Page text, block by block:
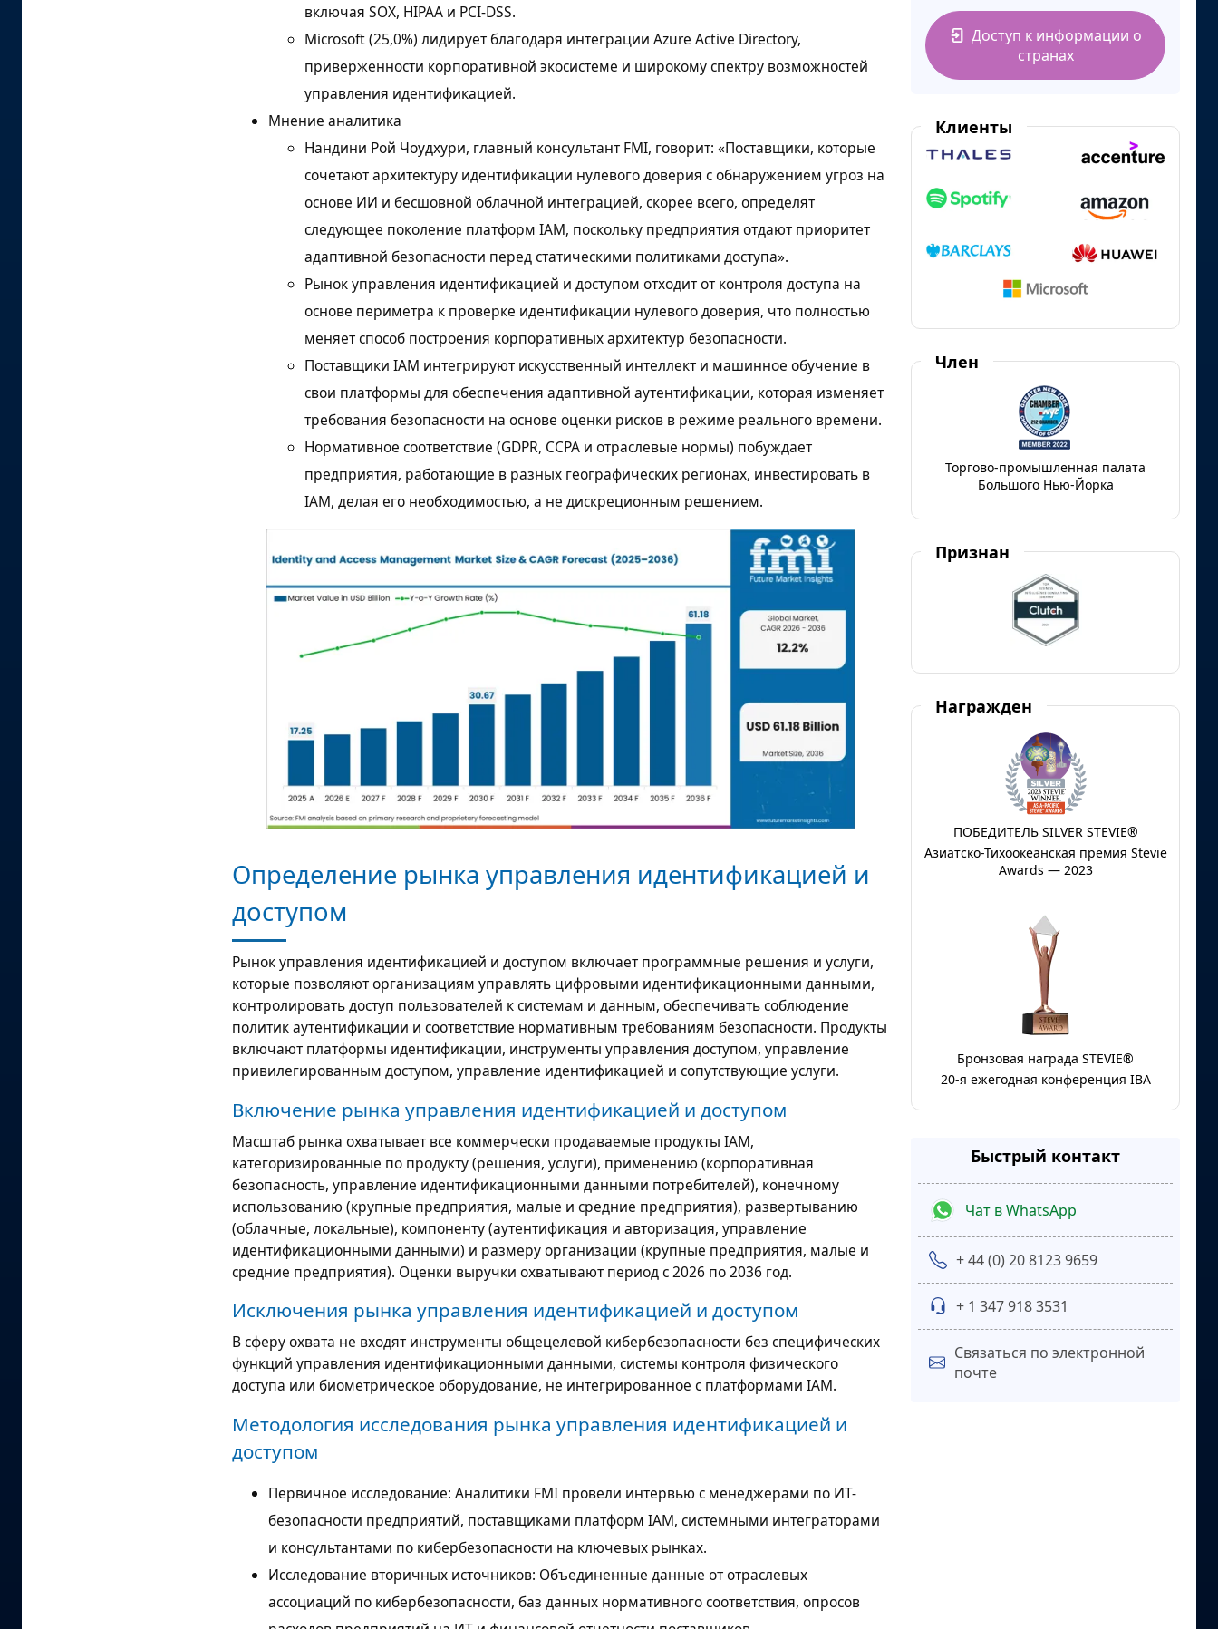
включая SOX, HIPAA и PCI-DSS.
Microsoft (25,0%) лидирует благодаря интеграции Azure Active Directory,
приверженности корпоративной экосистеме и широкому спектру возможностей
управления идентификацией.
Мнение аналитика
Нандини Рой Чоудхури, главный консультант FMI, говорит: «Поставщики, которые
сочетают архитектуру идентификации нулевого доверия с обнаружением угроз на
основе ИИ и бесшовной облачной интеграцией, скорее всего, определят
следующее поколение платформ IAM, поскольку предприятия отдают приоритет
адаптивной безопасности перед статическими политиками доступа».
Рынок управления идентификацией и доступом отходит от контроля доступа на
основе периметра к проверке идентификации нулевого доверия, что полностью
меняет способ построения корпоративных архитектур безопасности.
Поставщики IAM интегрируют искусственный интеллект и машинное обучение в
свои платформы для обеспечения адаптивной аутентификации, которая изменяет
требования безопасности на основе оценки рисков в режиме реального времени.
Нормативное соответствие (GDPR, CCPA и отраслевые нормы) побуждает
предприятия, работающие в разных географических регионах, инвестировать в
IAM, делая его необходимостью, а не дискреционным решением.
Определение рынка управления идентификацией и
доступом
Рынок управления идентификацией и доступом включает программные решения и услуги,
которые позволяют организациям управлять цифровыми идентификационными данными,
контролировать доступ пользователей к системам и данным, обеспечивать соблюдение
политик аутентификации и соответствие нормативным требованиям безопасности. Продукты
включают платформы идентификации, инструменты управления доступом, управление
привилегированным доступом, управление идентификацией и сопутствующие услуги.
Включение рынка управления идентификацией и доступом
Масштаб рынка охватывает все коммерчески продаваемые продукты IAM,
категоризированные по продукту (решения, услуги), применению (корпоративная
безопасность, управление идентификационными данными потребителей), конечному
использованию (крупные предприятия, малые и средние предприятия), развертыванию
(облачные, локальные), компоненту (аутентификация и авторизация, управление
идентификационными данными) и размеру организации (крупные предприятия, малые и
средние предприятия). Оценки выручки охватывают период с 2026 по 2036 год.
Исключения рынка управления идентификацией и доступом
В сферу охвата не входят инструменты общецелевой кибербезопасности без специфических
функций управления идентификационными данными, системы контроля физического
доступа или биометрическое оборудование, не интегрированное с платформами IAM.
Методология исследования рынка управления идентификацией и
доступом
Первичное исследование: Аналитики FMI провели интервью с менеджерами по ИТ-
безопасности предприятий, поставщиками платформ IAM, системными интеграторами
и консультантами по кибербезопасности на ключевых рынках.
Исследование вторичных источников: Объединенные данные от отраслевых
ассоциаций по кибербезопасности, баз данных нормативного соответствия, опросов
Доступ к информации о
странах
Клиенты
Член
Торгово-промышленная палата
Большого Нью-Йорка
Признан
Награжден
ПОБЕДИТЕЛЬ SILVER STEVIE®
Азиатско-Тихоокеанская премия Stevie
Awards — 2023
Бронзовая награда STEVIE®
20-я ежегодная конференция IBA
Быстрый контакт
Чат в WhatsApp
+ 44 (0) 20 8123 9659
+ 1 347 918 3531
Связаться по электронной
почте